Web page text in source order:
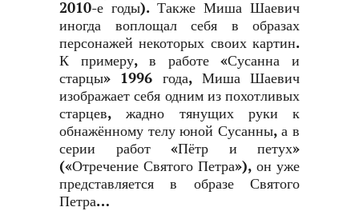
2010-е годы). Также Миша Шаевич
иногда воплощал себя в образах
персонажей некоторых своих картин.
К примеру, в работе «Сусанна и
старцы» 1996 года, Миша Шаевич
изображает себя одним из похотливых
старцев, жадно тянущих руки к
обнажённому телу юной Сусанны, а в
серии работ «Пётр и петух»
(«Отречение Святого Петра»), он уже
представляется в образе Святого
Петра…